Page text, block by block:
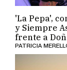
'La Pepa',
y Siempre
frente a
PATRICIA